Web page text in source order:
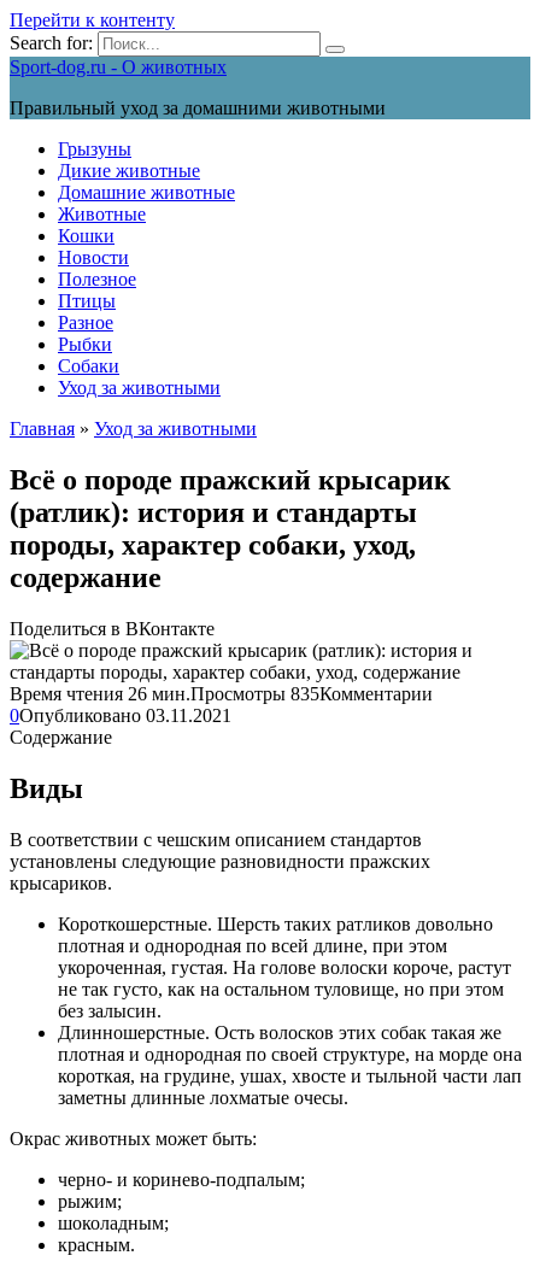
Перейти к контенту
Search for:
Sport-dog.ru - О животных
Правильный уход за домашними животными
Грызуны
Дикие животные
Домашние животные
Животные
Кошки
Новости
Полезное
Птицы
Разное
Рыбки
Собаки
Уход за животными
Главная » Уход за животными
Всё о породе пражский крысарик
(ратлик): история и стандарты
породы, характер собаки, уход,
содержание
Поделиться в ВКонтакте
Время чтения 26 мин.Просмотры 835Комментарии
0Опубликовано 03.11.2021
Содержание
Виды
В соответствии с чешским описанием стандартов
установлены следующие разновидности пражских
крысариков.
Короткошерстные. Шерсть таких ратликов довольно
плотная и однородная по всей длине, при этом
укороченная, густая. На голове волоски короче, растут
не так густо, как на остальном туловище, но при этом
без залысин.
Длинношерстные. Ость волосков этих собак такая же
плотная и однородная по своей структуре, на морде она
короткая, на грудине, ушах, хвосте и тыльной части лап
заметны длинные лохматые очесы.
Окрас животных может быть:
черно- и коринево-подпалым;
рыжим;
шоколадным;
красным.